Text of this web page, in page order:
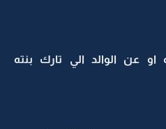
عن الوالد الي تارك بنته